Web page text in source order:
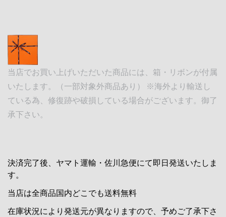
当店でお買い上げいただいた商品には、箱・リボンが付属
いたします。（一部対象外商品あり） ※海外より輸送し
ている為、修復跡や破損している場合がございます。御了
承下さい。
決済完了後、ヤマト運輸・佐川急便にて即日発送いたしま
す。
当店は全商品国内どこでも送料無料
在庫状況により発送元が異なりますので、予めご了承下さ